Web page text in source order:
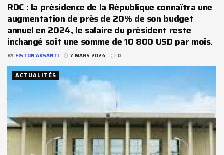
RDC : la présidence de la République connaîtra une
augmentation de près de 20% de son budget
annuel en 2024, le salaire du président reste
inchangé soit une somme de 10 800 USD par mois.
BY FISTON AKSANTI 7 MARS 2024 0
ACTUALITÉS